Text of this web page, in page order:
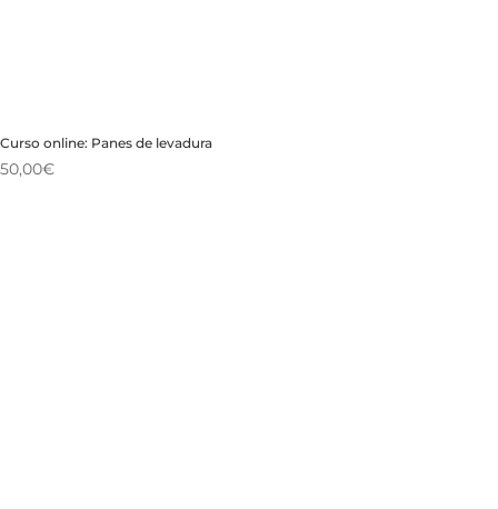
Curso online: Panes de levadura
50,00€